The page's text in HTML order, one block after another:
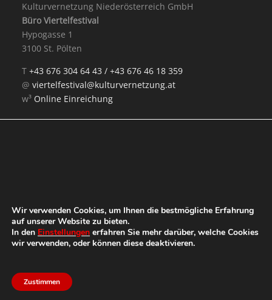
Kulturvernetzung Niederösterreich GmbH
Büro Viertelfestival
Hypogasse 1
3100 St. Pölten
T+43 676 304 64 43 /+43 676 46 18 359
@viertelfestival@kulturvernetzung.at
w³ Online Einreichung
Wir verwenden Cookies, um Ihnen die bestmögliche Erfahrung
auf unserer Website zu bieten.
In den Einstellungen erfahren Sie mehr darüber, welche Cookies
wir verwenden, oder können diese deaktivieren.
Zustimmen